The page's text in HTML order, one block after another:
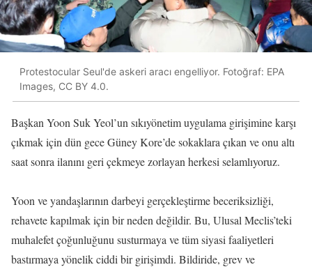
Protestocular Seul'de askeri aracı engelliyor. Fotoğraf: EPA
Images, CC BY 4.0.
Başkan Yoon Suk Yeol’un sıkıyönetim uygulama girişimine karşı
çıkmak için dün gece Güney Kore’de sokaklara çıkan ve onu altı
saat sonra ilanını geri çekmeye zorlayan herkesi selamlıyoruz.
Yoon ve yandaşlarının darbeyi gerçekleştirme beceriksizliği,
rehavete kapılmak için bir neden değildir. Bu, Ulusal Meclis’teki
muhalefet çoğunluğunu susturmaya ve tüm siyasi faaliyetleri
bastırmaya yönelik ciddi bir girişimdi. Bildiride, grev ve